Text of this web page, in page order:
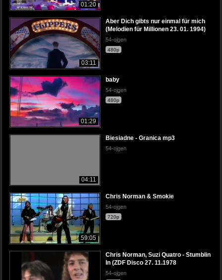
01:20
03:11
Aber Dich gibts nur einmal für mich
(Melodien für Millionen 23. 01. 1994)
54-ojgen
480p
01:29
baby
54-ojgen
480p
04:11
Biesiadne - Granica mp3
54-ojgen
59:05
Chris Norman & Smokie
54-ojgen
720p
Chris Norman, Suzi Quatro - Stumblin
In (ZDF Disco 27. 11.1978
54-ojgen